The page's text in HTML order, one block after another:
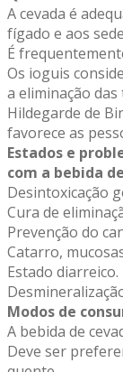
A cevada é
fígado e aos
É
Os ioguis
a eliminação das
Hildegarde de
favorece as
Estados e
com a bebida
Desintoxicação
Cura de
Prevenção do
Catarro,
Estado diarreico.
Modos de
A bebida de
Deve ser